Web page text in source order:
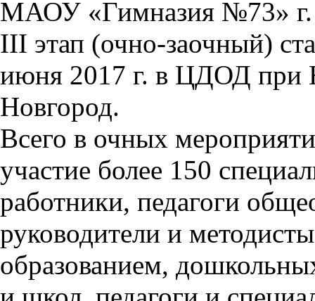
МАОУ «Гимназия №73»
III этап (очно-заочный)
июня 2017 г. в ЦДОД
Новгород.
Всего в очных
участие более 150
работники, педагоги
руководители и
образованием,